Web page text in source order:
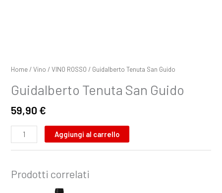
Home /Vino /VINO ROSSO / Guidalberto Tenuta San Guido
Guidalberto Tenuta San Guido
59,90 €
Aggiungi al carrello
Prodotti correlati